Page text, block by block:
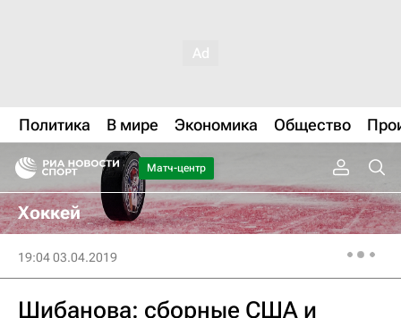
Политика В мире Экономика Общество
Матч-центр
Хоккей
19:04 03.04.2019
Шибанова: сборные США и